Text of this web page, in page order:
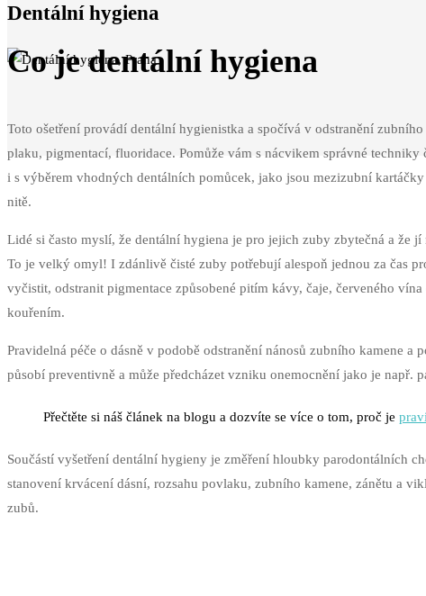
Dentální hygiena
Co je dentální hygiena
Toto ošetření provádí dentální hygienistka a spočívá v odstranění zubního
plaku, pigmentací, fluoridace. Pomůže vám s nácvikem správné techniky
i s výběrem vhodných dentálních pomůcek, jako jsou mezizubní
nitě.
Lidé si často myslí, že dentální hygiena je pro jejich zuby zbytečná a že jí
To je velký omyl! I zdánlivě čisté zuby potřebují alespoň jednou za čas
vyčistit, odstranit pigmentace způsobené pitím kávy, čaje, červeného vína
kouřením.
Pravidelná péče o dásně v podobě odstranění nánosů zubního kamene a
působí preventivně a může předcházet vzniku onemocnění jako je např.
Přečtěte si náš článek na blogu a dozvíte se více o tom, proč je
Součástí vyšetření dentální hygieny je změření hloubky parodontálních
stanovení krvácení dásní, rozsahu povlaku, zubního kamene, zánětu a
zubů.